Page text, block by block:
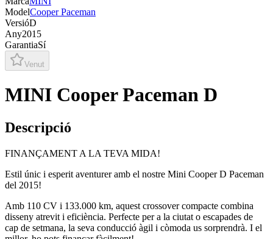
ModelCooper Paceman
VersióD
Any2015
GarantiaSí
Venut
MINI Cooper Paceman D
Descripció
FINANÇAMENT A LA TEVA MIDA!
Estil únic i esperit aventurer amb el nostre Mini Cooper D Paceman
del 2015!
Amb 110 CV i 133.000 km, aquest crossover compacte combina
disseny atrevit i eficiència. Perfecte per a la ciutat o escapades de
cap de setmana, la seva conducció àgil i còmoda us sorprendrà. I el